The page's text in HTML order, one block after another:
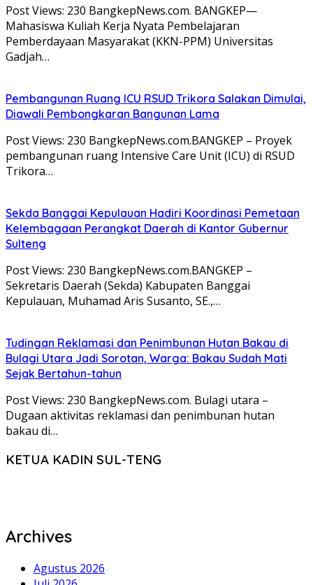
Post Views: 230 BangkepNews.com. BANGKEP—
Mahasiswa Kuliah Kerja Nyata Pembelajaran
Pemberdayaan Masyarakat (KKN-PPM) Universitas
Gadjah…
Pembangunan Ruang ICU RSUD Trikora Salakan Dimulai,
Diawali Pembongkaran Bangunan Lama
Post Views: 230 BangkepNews.com.BANGKEP – Proyek
pembangunan ruang Intensive Care Unit (ICU) di RSUD
Trikora…
Sekda Banggai Kepulauan Hadiri Koordinasi Pemetaan
Kelembagaan Perangkat Daerah di Kantor Gubernur
Sulteng
Post Views: 230 BangkepNews.com.BANGKEP –
Sekretaris Daerah (Sekda) Kabupaten Banggai
Kepulauan, Muhamad Aris Susanto, SE.,…
Tudingan Reklamasi dan Penimbunan Hutan Bakau di
Bulagi Utara Jadi Sorotan, Warga: Bakau Sudah Mati
Sejak Bertahun-tahun
Post Views: 230 BangkepNews.com. Bulagi utara –
Dugaan aktivitas reklamasi dan penimbunan hutan
bakau di…
KETUA KADIN SUL-TENG
Archives
Agustus 2026